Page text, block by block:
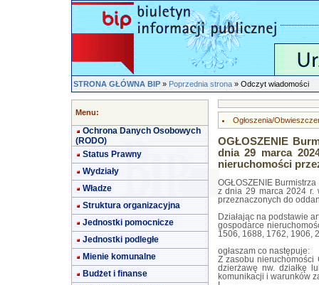
STRONA GŁÓWNA BIP»Poprzednia strona» Odczyt wiadomości
Menu:
Ochrona Danych Osobowych
(RODO)
Status Prawny
Wydziały
Władze
Struktura organizacyjna
Jednostki pomocnicze
Jednostki podległe
Mienie komunalne
Budżet i finanse
Ogłoszenia/
OGŁOSZENIE
dnia 29 marca
nieruchomości
OGŁOSZENIE
z dnia 29 marca 2024 r.
przeznaczonych do
Działając na podstawie
gospodarce
1506, 1688, 1762, 1906,
ogłaszam co następuje:
Z zasobu nieruchomości
dzierżawę nw. działkę
komunikacji i warunków